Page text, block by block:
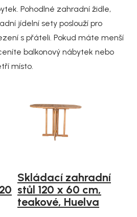
Pohodlné zahradní židle,
jídelní sety poslouží pro
s přáteli. Pokud máte menší
balkonový nábytek nebo
místo.
Skládací zahradní
stůl 120 x 60 cm,
teakové, Huelva